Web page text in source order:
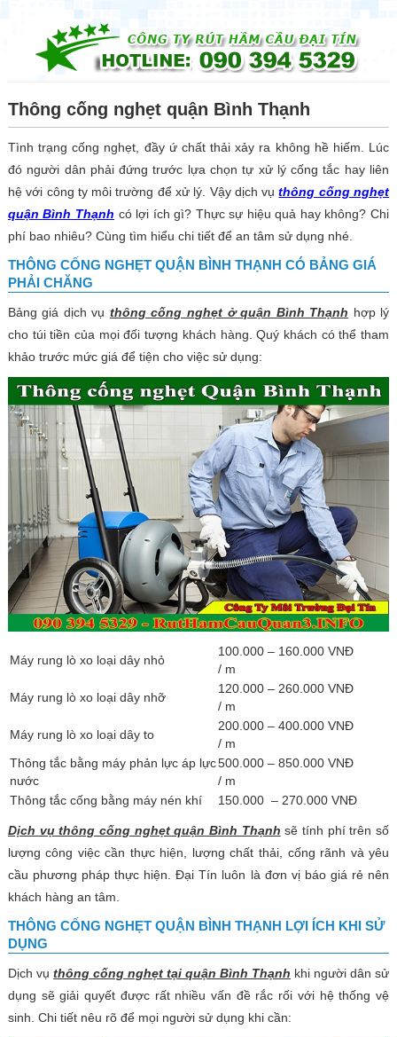
Thông cống nghẹt quận Bình Thạnh
Tình trạng cống nghẹt, đầy ứ chất thải xảy ra không hề hiếm. Lúc
đó người dân phải đứng trước lựa chọn tự xử lý cống tắc hay liên
hệ với công ty môi trường để xử lý. Vậy dịch vụthông cống nghẹt
quận Bình Thạnh có lợi ích gì? Thực sự hiệu quả hay không? Chi
phí bao nhiêu? Cùng tìm hiểu chi tiết để an tâm sử dụng nhé.
THÔNG CỐNG NGHẸT QUẬN BÌNH THẠNH CÓ BẢNG GIÁ
PHẢI CHĂNG
Bảng giá dịch vụ thông cống nghẹt ở quận Bình Thạnh hợp lý
cho túi tiền của mọi đối tượng khách hàng. Quý khách có thể tham
khảo trước mức giá để tiện cho việc sử dụng:
Máy rung lò xo loại dây nhỏ
100.000 – 160.000 VNĐ
/ m
Máy rung lò xo loại dây nhỡ
120.000 – 260.000 VNĐ
/ m
Máy rung lò xo loại dây to
200.000 – 400.000 VNĐ
/ m
Thông tắc bằng máy phản lực áp lực
nước
500.000 – 850.000 VNĐ
/ m
Thông tắc cống bằng máy nén khí
150.000 – 270.000 VNĐ
Dịch vụ thông cống nghẹt quận Bình Thạnh sẽ tính phí trên số
lượng công việc cần thực hiện, lượng chất thải, cống rãnh và yêu
cầu phương pháp thực hiện. Đại Tín luôn là đơn vị báo giá rẻ nên
khách hàng an tâm.
THÔNG CỐNG NGHẸT QUẬN BÌNH THẠNH LỢI ÍCH KHI SỬ
DỤNG
Dịch vụ thông cống nghẹt tại quận Bình Thạnh khi người dân sử
dụng sẽ giải quyết được rất nhiều vấn đề rắc rối với hệ thống vệ
sinh. Chi tiết nêu rõ để mọi người sử dụng khi cần: